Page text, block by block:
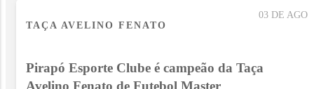
03 DE AGO
TAÇA AVELINO FENATO
Pirapó Esporte Clube é campeão da Taça
Avelino Fenato de Futebol Master